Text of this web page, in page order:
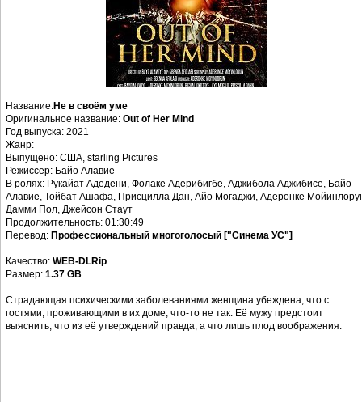
Название:Не в своём уме
Оригинальное название: Out of Her Mind
Год выпуска: 2021
Жанр:
Выпущено: США, starling Pictures
Режиссер: Байо Алавие
В ролях: Рукайат Адедени, Фолаке Адерибигбе, Аджибола Аджибисе, Байо
Алавие, Тойбат Ашафа, Присцилла Дан, Айо Могаджи, Адеронке
Дамми Пол, Джейсон Стаут
Продолжительность: 01:30:49
Перевод: Профессиональный многоголосый ["Синема УС"]
Качество: WEB-DLRip
Размер: 1.37 GB
Страдающая психическими заболеваниями женщина убеждена, что с
гостями, проживающими в их доме, что-то не так. Её мужу предстоит
выяснить, что из её утверждений правда, а что лишь плод воображения.